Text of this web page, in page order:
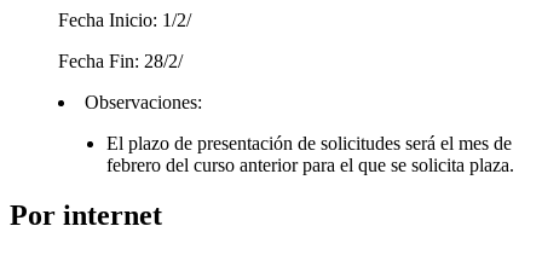
Fecha Inicio: 1/2/
Fecha Fin: 28/2/
Observaciones:
El plazo de presentación de solicitudes será el mes de
febrero del curso anterior para el que se solicita plaza.
Por internet